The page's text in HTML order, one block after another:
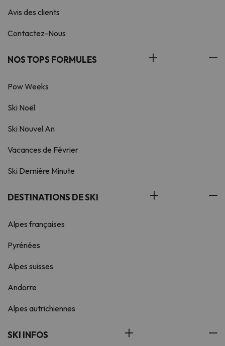
Avis des clients
Contactez-Nous
NOS TOPS FORMULES
Pow Weeks
Ski Noël
Ski Nouvel An
Vacances de Février
Ski Dernière Minute
DESTINATIONS DE SKI
Alpes françaises
Pyrénées
Alpes suisses
Andorre
Alpes autrichiennes
SKI INFOS